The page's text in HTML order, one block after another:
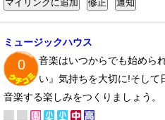
ミュージックハウス
0
音楽はいつからでも始めら
い』気持ちを大切に!そして
音楽する楽しみをつくりましょう。